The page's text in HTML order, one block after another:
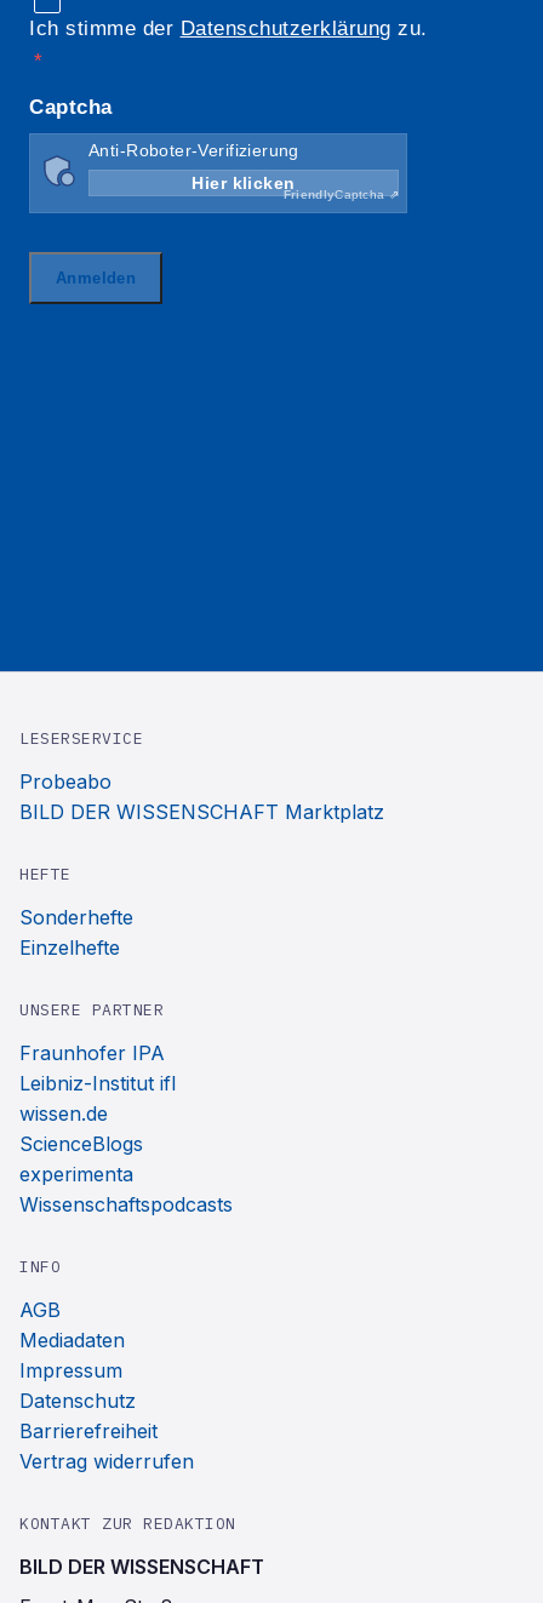
LESERSERVICE
Probeabo
BILD DER WISSENSCHAFT Marktplatz
HEFTE
Sonderhefte
Einzelhefte
UNSERE PARTNER
Fraunhofer IPA
Leibniz-Institut ifl
wissen.de
ScienceBlogs
experimenta
Wissenschaftspodcasts
INFO
AGB
Mediadaten
Impressum
Datenschutz
Barrierefreiheit
Vertrag widerrufen
KONTAKT ZUR REDAKTION
BILD DER WISSENSCHAFT